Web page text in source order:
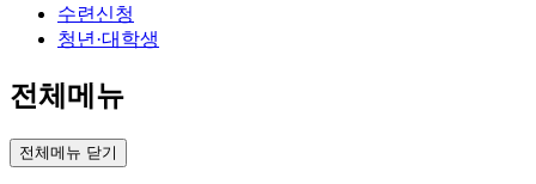
수련신청
청년·대학생
전체메뉴
전체메뉴 닫기